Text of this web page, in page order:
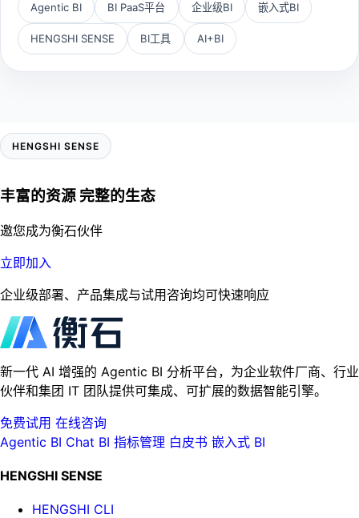
Agentic BI BI PaaS平台 企业级BI 嵌入式BI
HENGSHI SENSE BI工具 AI+BI
HENGSHI SENSE
丰富的资源 完整的生态
邀您成为衡石伙伴
立即加入
企业级部署、产品集成与试用咨询均可快速响应
新一代 AI 增强的 Agentic BI 分析平台，为企业软件厂商、行业
伙伴和集团 IT 团队提供可集成、可扩展的数据智能引擎。
免费试用 在线咨询
Agentic BI Chat BI 指标管理 白皮书 嵌入式 BI
HENGSHI SENSE
HENGSHI CLI